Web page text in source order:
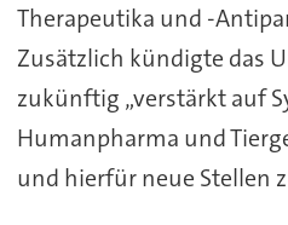
Therapeutika und -
Zusätzlich kündigte das
zukünftig „verstärkt auf
Humanpharma und
und hierfür neue Stellen